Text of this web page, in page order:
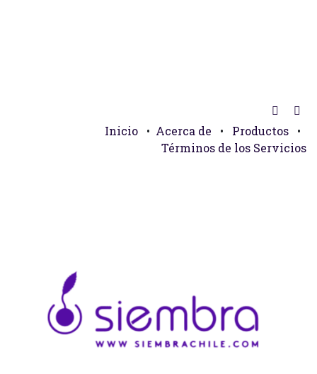
Inicio • Acerca de • Productos
•
Términos de los Servicios